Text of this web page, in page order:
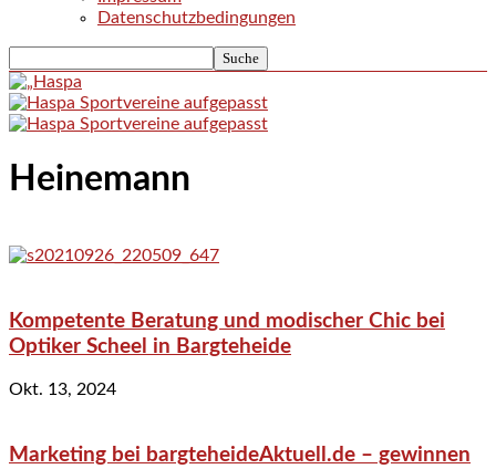
Datenschutzbedingungen
Heinemann
Kompetente Beratung und modischer Chic bei
Optiker Scheel in Bargteheide
Okt. 13, 2024
Marketing bei bargteheideAktuell.de – gewinnen